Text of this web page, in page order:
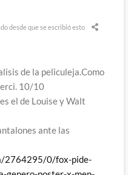
desde que se escribió esto
de la peliculeja.Como
10/10
el de Louise y Walt
ante las
2764295/0/fox-pide-